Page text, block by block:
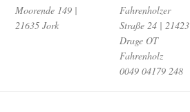
Moorende 149 |
21635 Jork
Fahrenholzer
Straße 24 | 21423
Drage OT
Fahrenholz
0049 04179 248